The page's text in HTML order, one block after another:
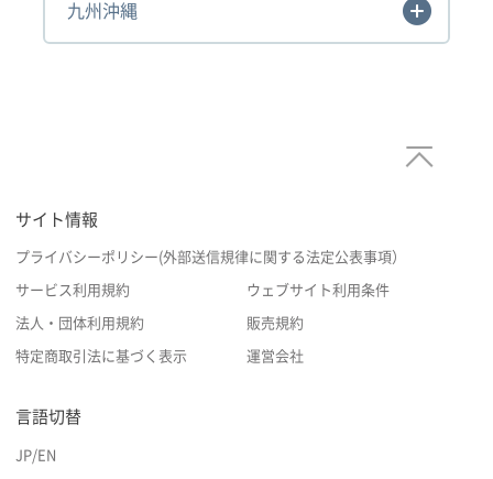
九州沖縄
サイト情報
プライバシーポリシー(外部送信規律に関する法定公表事項）
サービス利用規約 ウェブサイト利用条件
法人・団体利用規約 販売規約
特定商取引法に基づく表示 運営会社
言語切替
JP/EN